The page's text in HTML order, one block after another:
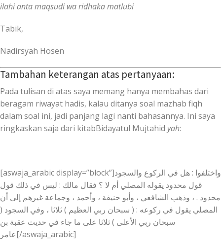
ilahi‬ anta maqsudi ‎wa‬ ridhaka matlubi
Tabik,
Nadirsyah Hosen
Tambahan keterangan atas pertanyaan:
Pada tulisan di atas saya memang hanya membahas dari
beragam riwayat hadis, kalau ditanya soal mazhab fiqh
dalam soal ini, jadi panjang lagi nanti bahasannya. Ini saya
ringkaskan saja dari kitabBidayatul Mujtahid yah:
[aswaja_arabic display=”block”]واختلفوا : هل في الركوع والسجود
قول محدود يقوله المصلي أم لا ؟ فقال مالك : ليس في ذلك قول
محدود . ، وذهب الشافعي ، وأبو حنيفة ، وأحمد ، وجماعة غيرهم إلى أن
المصلي يقول في ركوعه : ( سبحان ربي العظيم ) ثلاثا ، وفي السجود (
سبحان ربي الأعلى ) ثلاثا على ما جاء في حديث عقبة بن
عامر[/aswaja_arabic]